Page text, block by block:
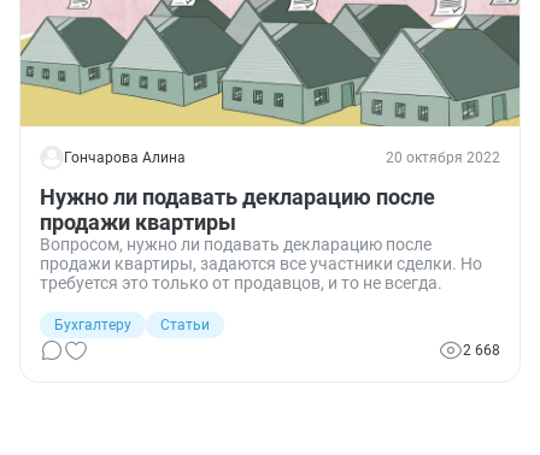
Гончарова Алина 20 октября 2022
Нужно ли подавать декларацию после
продажи квартиры
Вопросом, нужно ли подавать декларацию после
продажи квартиры, задаются все участники сделки. Но
требуется это только от продавцов, и то не всегда.
Бухгалтеру
Статьи
2 668